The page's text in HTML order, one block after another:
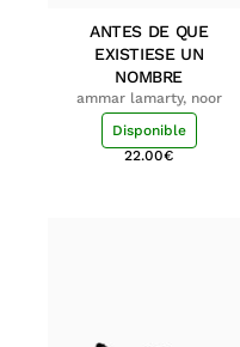
ANTES DE QUE
EXISTIESE UN
NOMBRE
ammar lamarty, noor
Disponible
22.00€